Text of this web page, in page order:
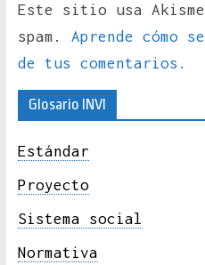
Este sitio usa
spam. Aprende cómo
de tus comentarios.
Glosario INVI
Estándar
Proyecto
Sistema social
Normativa